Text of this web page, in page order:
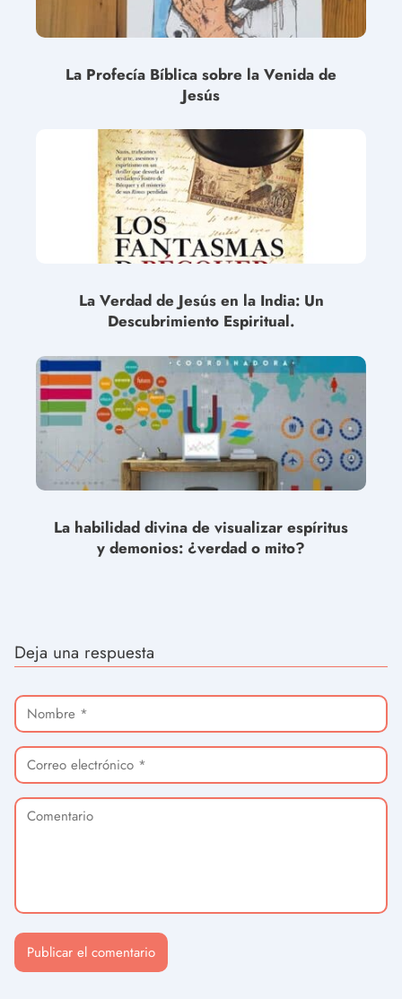
La Profecía Bíblica sobre la Venida de
Jesús
La Verdad de Jesús en la India: Un
Descubrimiento Espiritual.
La habilidad divina de visualizar espíritus
y demonios: ¿verdad o mito?
Deja una respuesta